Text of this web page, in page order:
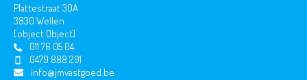
Plattestraat 30A
3830 Wellen
[object Object]
011 76 05 04
0479 888 291
info@jmvastgoed.be